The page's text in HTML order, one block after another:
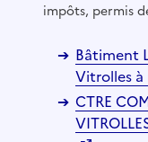
impôts, permis
Bâtiment
Vitrolles à
CTRE